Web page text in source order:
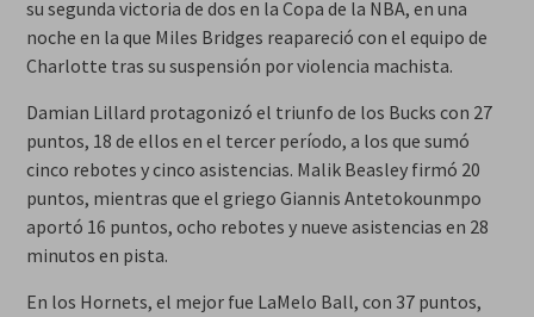
su segunda victoria de dos en la Copa de la NBA, en una
noche en la que Miles Bridges reapareció con el equipo de
Charlotte tras su suspensión por violencia machista.
Damian Lillard protagonizó el triunfo de los Bucks con 27
puntos, 18 de ellos en el tercer período, a los que sumó
cinco rebotes y cinco asistencias. Malik Beasley firmó 20
puntos, mientras que el griego Giannis Antetokounmpo
aportó 16 puntos, ocho rebotes y nueve asistencias en 28
minutos en pista.
En los Hornets, el mejor fue LaMelo Ball, con 37 puntos,